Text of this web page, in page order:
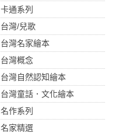
卡通系列
台灣/兒歌
台灣名家繪本
台灣概念
台灣自然認知繪本
台灣童話．文化繪本
名作系列
名家精選